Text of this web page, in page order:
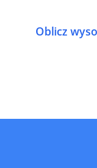
Oblicz